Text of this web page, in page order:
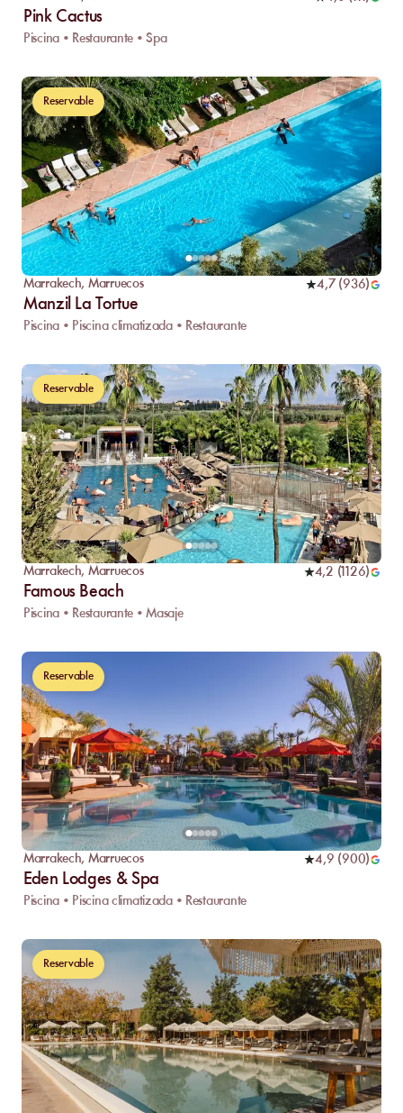
Pink Cactus
Piscina • Restaurante • Spa
Reservable
Marrakech, Marruecos 4,7(936)
Manzil La Tortue
Piscina • Piscina climatizada • Restaurante
Reservable
Marrakech, Marruecos 4,2 (1126)
Famous Beach
Piscina • Restaurante • Masaje
Reservable
Marrakech, Marruecos 4,9 (900)
Eden Lodges & Spa
Piscina • Piscina climatizada • Restaurante
Reservable